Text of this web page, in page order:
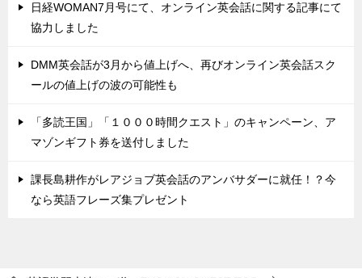
日経WOMAN7月号にて、オンライン英会話に関する記事にて
協力しました
DMM英会話が3月から値上げへ、再びオンライン英会話スク
ールの値上げの波の可能性も
「多読王国」「１０００時間クエスト」のキャンペーン、ア
マゾンギフト券を送付しました
課長島耕作がレアジョブ英会話のアンバサダーに就任！？今
なら英語フレーズ集プレゼント